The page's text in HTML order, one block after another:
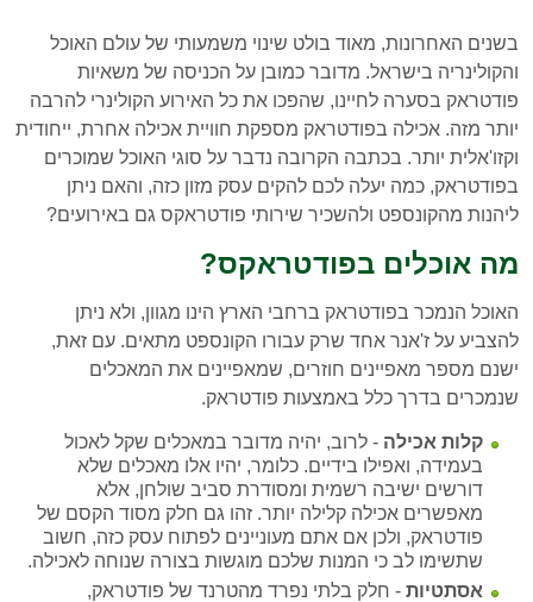
בשנים האחרונות, מאוד בולט שינוי משמעותי של עולם האוכל
והקולינריה בישראל. מדובר כמובן על הכניסה של משאיות
פודטראק בסערה לחיינו, שהפכו את כל האירוע הקולינרי להרבה
יותר מזה. אכילה בפודטראק מספקת חוויית אכילה אחרת, ייחודית
וקזו'אלית יותר. בכתבה הקרובה נדבר על סוגי האוכל שמוכרים
בפודטראק, כמה יעלה לכם להקים עסק מזון כזה, והאם ניתן
ליהנות מהקונספט ולהשכיר שירותי פודטראקס גם באירועים?
מה אוכלים בפודטראקס?
האוכל הנמכר בפודטראק ברחבי הארץ הינו מגוון, ולא ניתן
להצביע על ז'אנר אחד שרק עבורו הקונספט מתאים. עם זאת,
ישנם מספר מאפיינים חוזרים, שמאפיינים את המאכלים
שנמכרים בדרך כלל באמצעות פודטראק.
קלות אכילה - לרוב, יהיה מדובר במאכלים שקל לאכול
בעמידה, ואפילו בידיים. כלומר, יהיו אלו מאכלים שלא
דורשים ישיבה רשמית ומסודרת סביב שולחן, אלא
מאפשרים אכילה קלילה יותר. זהו גם חלק מסוד הקסם של
פודטראק, ולכן אם אתם מעוניינים לפתוח עסק כזה, חשוב
שתשימו לב כי המנות שלכם מוגשות בצורה שנוחה לאכילה.
אסתטיות - חלק בלתי נפרד מהטרנד של פודטראק,